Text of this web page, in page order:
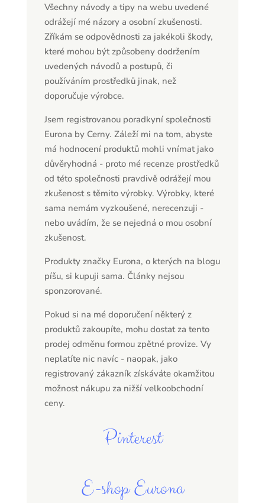
Všechny návody a tipy na webu uvedené
odrážejí mé názory a osobní zkušenosti.
Zříkám se odpovědnosti za jakékoli škody,
které mohou být způsobeny dodržením
uvedených návodů a postupů, či
používáním prostředků jinak, než
doporučuje výrobce.
Jsem registrovanou poradkyní společnosti
Eurona by Cerny. Záleží mi na tom, abyste
má hodnocení produktů mohli vnímat jako
důvěryhodná - proto mé recenze prostředků
od této společnosti pravdivě odrážejí mou
zkušenost s těmito výrobky. Výrobky, které
sama nemám vyzkoušené, nerecenzuji -
nebo uvádím, že se nejedná o mou osobní
zkušenost.
Produkty značky Eurona, o kterých na blogu
píšu, si kupuji sama. Články nejsou
sponzorované.
Pokud si na mé doporučení některý z
produktů zakoupíte, mohu dostat za tento
prodej odměnu formou zpětné provize. Vy
neplatíte nic navíc - naopak, jako
registrovaný zákazník získáváte okamžitou
možnost nákupu za nižší velkoobchodní
ceny.
Pinterest
E-shop Eurona